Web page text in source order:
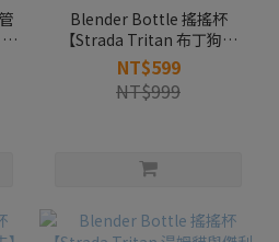
Blender Bottle 搖搖杯
【Strada Tritan 布丁狗】
28oz
NT$599
NT$999